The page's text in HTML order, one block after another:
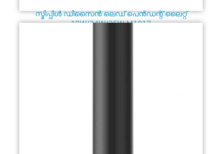
സ്മിപ്പിൾ ഡിസൈൻ ലെഡ് പെൻഡന്റ് ലൈറ്റ്
10W/24W/35W M1017